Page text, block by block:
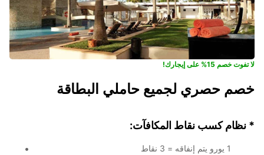
لا تفوت خصم 15% على إيجارك!
خصم حصري لجميع حاملي البطاقة
* نظام كسب نقاط المكافآت:
1 يورو يتم إنفاقه = 3 نقاط